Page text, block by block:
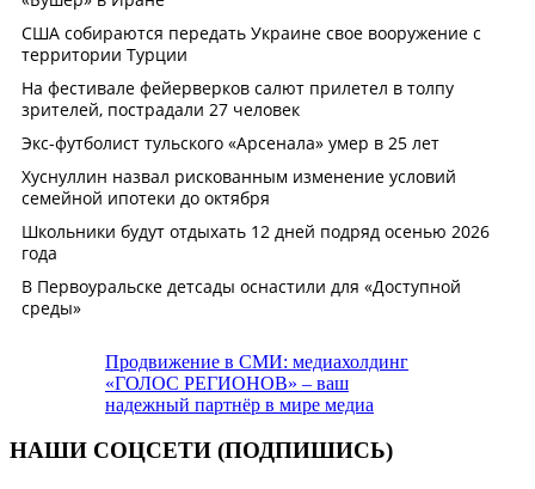
Продвижение в СМИ: медиахолдинг
«ГОЛОС РЕГИОНОВ» – ваш
надежный партнёр в мире медиа
НАШИ СОЦСЕТИ (ПОДПИШИСЬ)